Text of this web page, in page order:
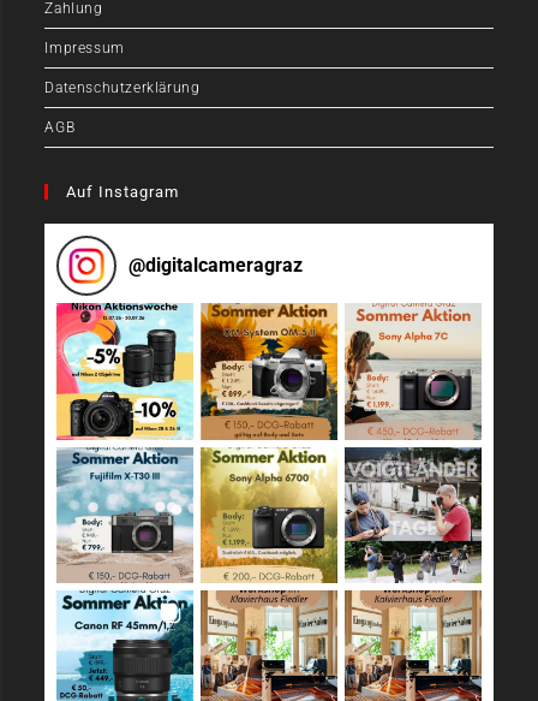
Zahlung
Impressum
Datenschutzerklärung
AGB
Auf Instagram
@digitalcameragraz